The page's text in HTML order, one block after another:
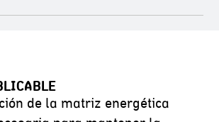
de la matriz energética